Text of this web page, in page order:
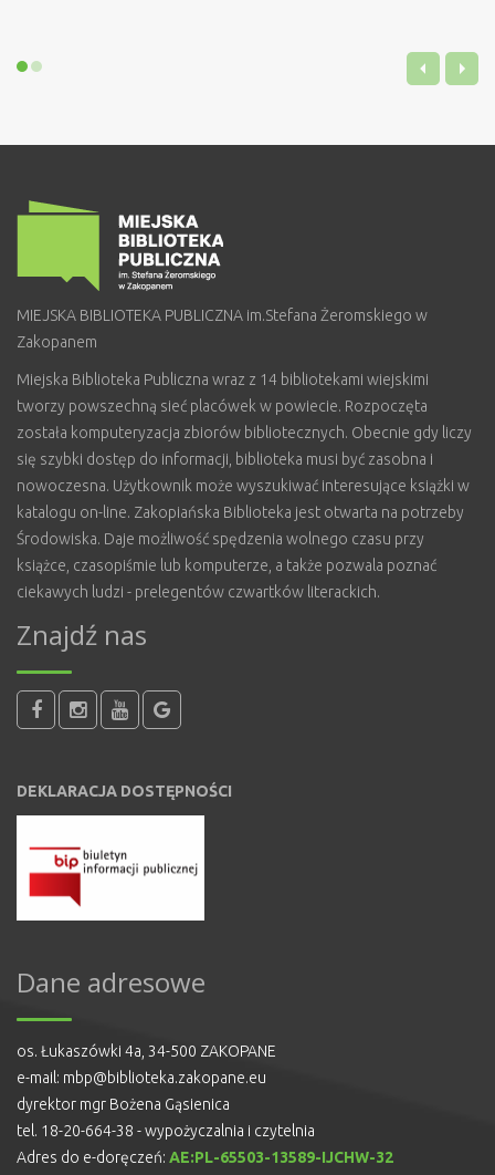
MIEJSKA BIBLIOTEKA PUBLICZNA im.Stefana Żeromskiego w
Zakopanem
Miejska Biblioteka Publiczna wraz z 14 bibliotekami wiejskimi
tworzy powszechną sieć placówek w powiecie. Rozpoczęta
została komputeryzacja zbiorów bibliotecznych. Obecnie gdy liczy
się szybki dostęp do informacji, biblioteka musi być zasobna i
nowoczesna. Użytkownik może wyszukiwać interesujące książki w
katalogu on-line. Zakopiańska Biblioteka jest otwarta na potrzeby
Środowiska. Daje możliwość spędzenia wolnego czasu przy
książce, czasopiśmie lub komputerze, a także pozwala poznać
ciekawych ludzi - prelegentów czwartków literackich.
Znajdź nas
DEKLARACJA DOSTĘPNOŚCI
Dane adresowe
os. Łukaszówki 4a, 34-500 ZAKOPANE
e-mail: mbp@biblioteka.zakopane.eu
dyrektor mgr Bożena Gąsienica
tel. 18-20-664-38 - wypożyczalnia i czytelnia
Adres do e-doręczeń: AE:PL-65503-13589-IJCHW-32